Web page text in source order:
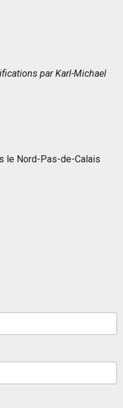
par Karl-Michael
le Nord-Pas-de-Calais